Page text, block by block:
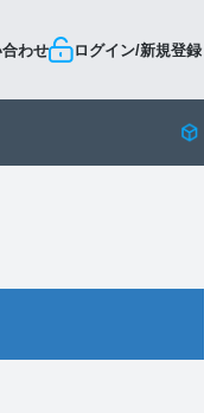
わせ ログイン/新規登録